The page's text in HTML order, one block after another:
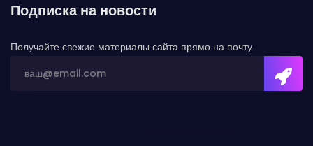
Подписка на новости
Получайте свежие материалы сайта прямо на почту